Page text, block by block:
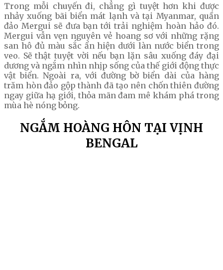
Trong mỗi chuyến đi, chẳng gì tuyệt hơn khi được
nhảy xuống bãi biển mát lạnh và tại Myanmar, quần
đảo Mergui sẽ đưa bạn tới trải nghiệm hoàn hảo đó.
Mergui vẫn vẹn nguyên vẻ hoang sơ với những rặng
san hô đủ màu sắc ẩn hiện dưới làn nước biển trong
veo. Sẽ thật tuyệt vời nếu bạn lặn sâu xuống đáy đại
dương và ngắm nhìn nhịp sống của thế giới động thực
vật biển. Ngoài ra, với đường bờ biển dài của hàng
trăm hòn đảo gộp thành đã tạo nên chốn thiên đường
ngay giữa hạ giới, thỏa mãn đam mê khám phá trong
mùa hè nóng bỏng.
NGẮM HOÀNG HÔN TẠI VỊNH
BENGAL